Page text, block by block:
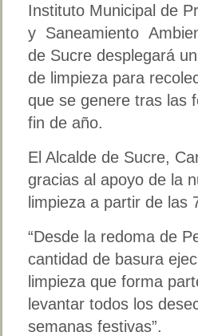
Instituto Municipal de
y Saneamiento
de Sucre desplegará
de limpieza para
que se genere tras las
fin de año.
El Alcalde de Sucre,
gracias al apoyo de la
limpieza a partir de las
“Desde la redoma de
cantidad de basura
limpieza que forma
levantar todos los
semanas festivas”.